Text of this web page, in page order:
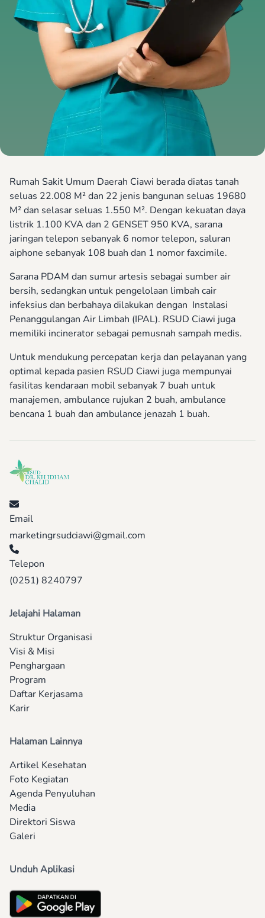
Rumah Sakit Umum Daerah Ciawi berada diatas tanah
seluas 22.008 M² dan 22 jenis bangunan seluas 19680
M² dan selasar seluas 1.550 M². Dengan kekuatan daya
listrik 1.100 KVA dan 2 GENSET 950 KVA, sarana
jaringan telepon sebanyak 6 nomor telepon, saluran
aiphone sebanyak 108 buah dan 1 nomor faxcimile.
Sarana PDAM dan sumur artesis sebagai sumber air
bersih, sedangkan untuk pengelolaan limbah cair
infeksius dan berbahaya dilakukan dengan Instalasi
Penanggulangan Air Limbah (IPAL). RSUD Ciawi juga
memiliki incinerator sebagai pemusnah sampah medis.
Untuk mendukung percepatan kerja dan pelayanan yang
optimal kepada pasien RSUD Ciawi juga mempunyai
fasilitas kendaraan mobil sebanyak 7 buah untuk
manajemen, ambulance rujukan 2 buah, ambulance
bencana 1 buah dan ambulance jenazah 1 buah.
Email
marketingrsudciawi@gmail.com
Telepon
(0251) 8240797
Jelajahi Halaman
Struktur Organisasi
Visi & Misi
Penghargaan
Program
Daftar Kerjasama
Karir
Halaman Lainnya
Artikel Kesehatan
Foto Kegiatan
Agenda Penyuluhan
Media
Direktori Siswa
Galeri
Unduh Aplikasi